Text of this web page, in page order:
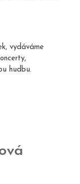
vydáváme
hudbu.